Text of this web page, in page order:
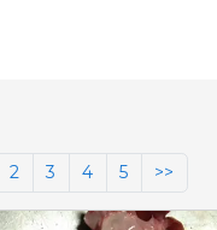
2 3 4 5 >>